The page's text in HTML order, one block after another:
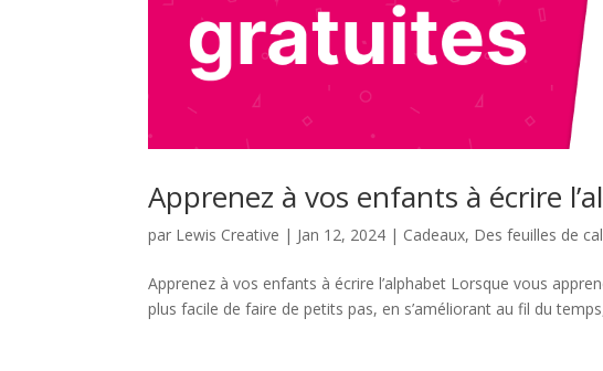
Apprenez à vos enfants à écrire
par Lewis Creative | Jan 12, 2024 | Cadeaux, Des feuilles de
Apprenez à vos enfants à écrire l’alphabet Lorsque vous
plus facile de faire de petits pas, en s’améliorant au fil du